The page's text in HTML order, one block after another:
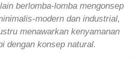
berlomba-lomba mengonsep
modern dan industrial,
menawarkan kenyamanan
dengan konsep natural.